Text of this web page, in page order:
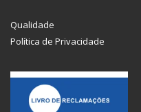
Qualidade
Política de Privacidade